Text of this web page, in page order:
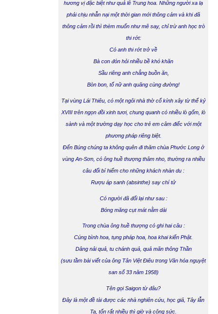
hương vị đặc biệt như quả lê Trung hoa. Những người xa lạ
phải chịu nhẫn nại một thời gian mới thông cảm và khi đã
thông cảm rồi thì thèm muốn như mê say, chỉ trừ anh học trò
thi rớt:
Có anh thi rớt trở về
Bà con đón hỏi nhiều bề khó khăn
Sầu riêng anh chẳng buồn ăn,
Bòn bon, tố nữ anh quăng cùng đường!
Tại vùng Lái Thiêu, có một ngôi nhà thờ cổ kính xây từ thế kỷ
XVIII trên ngọn đồi xinh tươi, chung quanh có nhiều lò gốm, lò
sành và một trường dạy học cho trẻ em câm điếc với một
phương pháp riêng biệt.
Đến Búng chúng ta không quên đi thăm chùa Phước Long ở
vùng An-Sơn, có ông huề thượng thâm nho, thường ra nhiều
câu đối bí hiểm cho những khách nhàn du :
Rượu áp sanh (absinthe) say chítử
Có người đã đối lại như sau :
Bóng măng cụtmát nằm dài
Trong chùa ông huề thượng có ghi hai câu :
Cúng bình hoa , tụng pháp hoa hoa khai kiến Phật.
Dâng nảiquả, tu chánh quả, quả mãn thông Thần
(sưu tầm bài viết của ông Tân Việt Điêu trong Văn hóa nguyệt
san số 33 năm 1958)
Tên gọi Saigon từ đâu?
Đây là một đề tài được các nhà nghiên cứu, học giả, Tây lẫn
Ta, tốn rất nhiều thì giờ và công sức.